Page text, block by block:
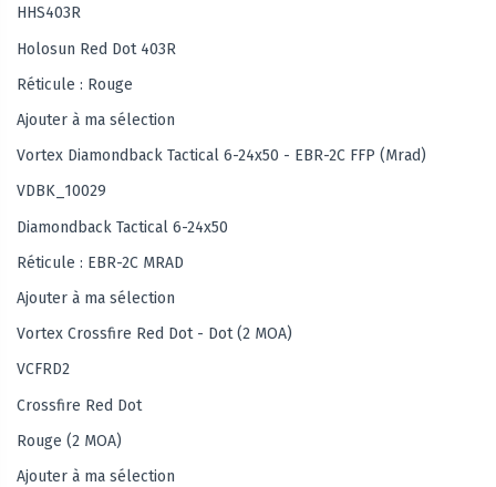
HHS403R
Holosun Red Dot 403R
Réticule : Rouge
Ajouter à ma sélection
Vortex Diamondback Tactical 6-24x50 - EBR-2C FFP (Mrad)
VDBK_10029
Diamondback Tactical 6-24x50
Réticule : EBR-2C MRAD
Ajouter à ma sélection
Vortex Crossfire Red Dot - Dot (2 MOA)
VCFRD2
Crossfire Red Dot
Rouge (2 MOA)
Ajouter à ma sélection